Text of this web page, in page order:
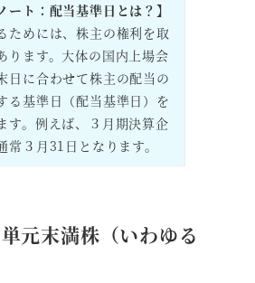
ート：配当基準日とは？】
ためには、株主の権利を取
ります。大体の国内上場会
日に合わせて株主の配当の
る基準日（配当基準日）を
す。例えば、３月期決算企
常３月31日となります。
元末満株（いわゆる